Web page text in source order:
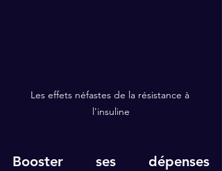
Les effets néfastes de la résistance à
l'insuline
Booster ses dépenses